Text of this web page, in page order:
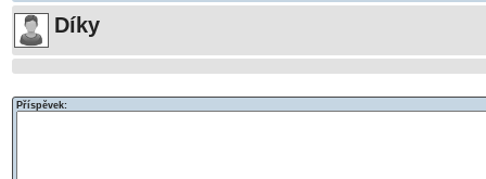
Díky
Příspěvek: